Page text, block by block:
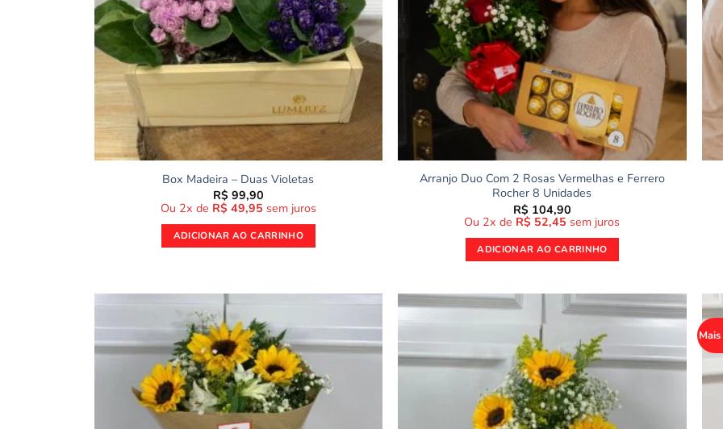
Box Madeira – Duas Violetas
R$ 99,90
Ou 2x de R$ 49,95 sem juros
ADICIONAR AO CARRINHO
Arranjo Duo Com 2 Rosas Vermelhas e Ferrero
Rocher 8 Unidades
R$ 104,90
Ou 2x de R$ 52,45 sem juros
ADICIONAR AO CARRINHO